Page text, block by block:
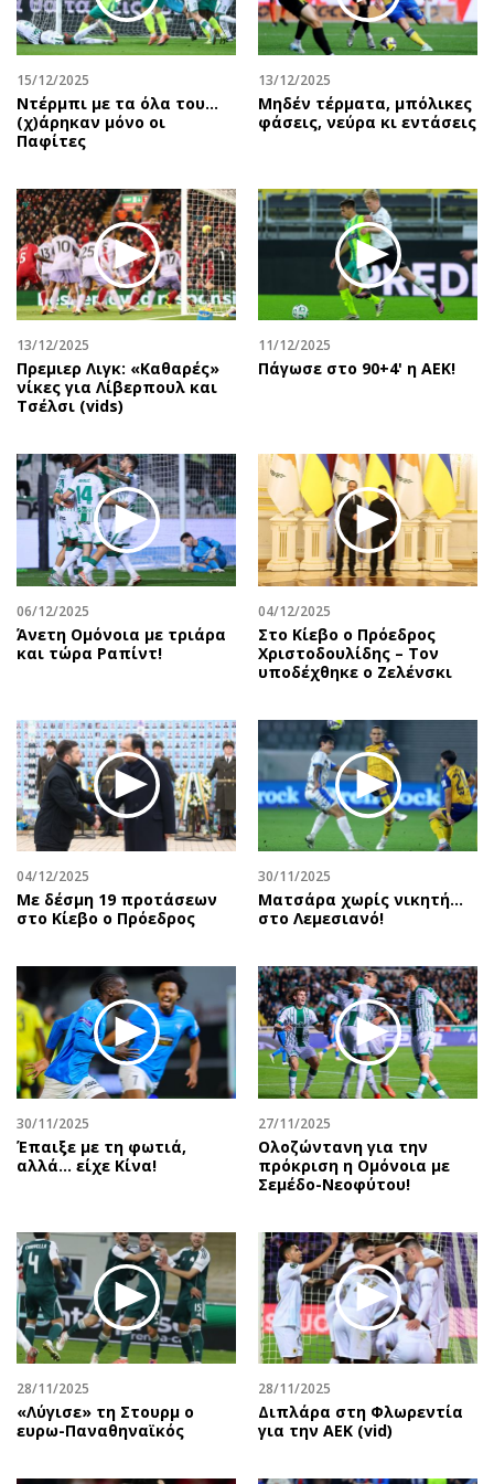
Περιβάλλον
Ελλάδα
Κόσμος
Παράξενα
Πολιτισμός
Θέατρο-Χορός
Μουσική
Εικαστικά
Βιβλίο
Χειρόγραφα
Ταξίδια
Συνταγές
Έξοδος
Media
Εκπομπές
Podcasts
Uncut
Προσφορές
Προσωπικότητες στην ''Κ''
Επιστολές
15/12/2025
Ντέρμπι με τα όλα του…
(χ)άρηκαν μόνο οι
Παφίτες
13/12/2025
Μηδέν τέρματα, μπόλικες
φάσεις, νεύρα κι εντάσεις
13/12/2025
Πρεμιερ Λιγκ: «Καθαρές»
νίκες για Λίβερπουλ και
Τσέλσι (vids)
11/12/2025
Πάγωσε στο 90+4' η ΑΕΚ!
06/12/2025
Άνετη Ομόνοια με τριάρα
και τώρα Ραπίντ!
04/12/2025
Στο Κίεβο ο Πρόεδρος
Χριστοδουλίδης – Τον
υποδέχθηκε ο Ζελένσκι
04/12/2025
Με δέσμη 19 προτάσεων
στο Κίεβο ο Πρόεδρος
30/11/2025
Ματσάρα χωρίς νικητή…
στο Λεμεσιανό!
30/11/2025
Έπαιξε με τη φωτιά,
αλλά… είχε Κίνα!
27/11/2025
Ολοζώντανη για την
πρόκριση η Ομόνοια με
Σεμέδο-Νεοφύτου!
28/11/2025
«Λύγισε» τη Στουρμ ο
ευρω-Παναθηναϊκός
28/11/2025
Διπλάρα στη Φλωρεντία
για την ΑΕΚ (vid)